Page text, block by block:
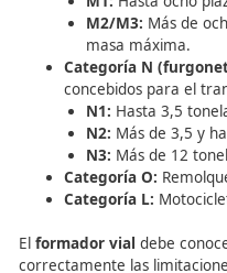
vehículos
Según la normativa
clasifican en varias
Categoría M